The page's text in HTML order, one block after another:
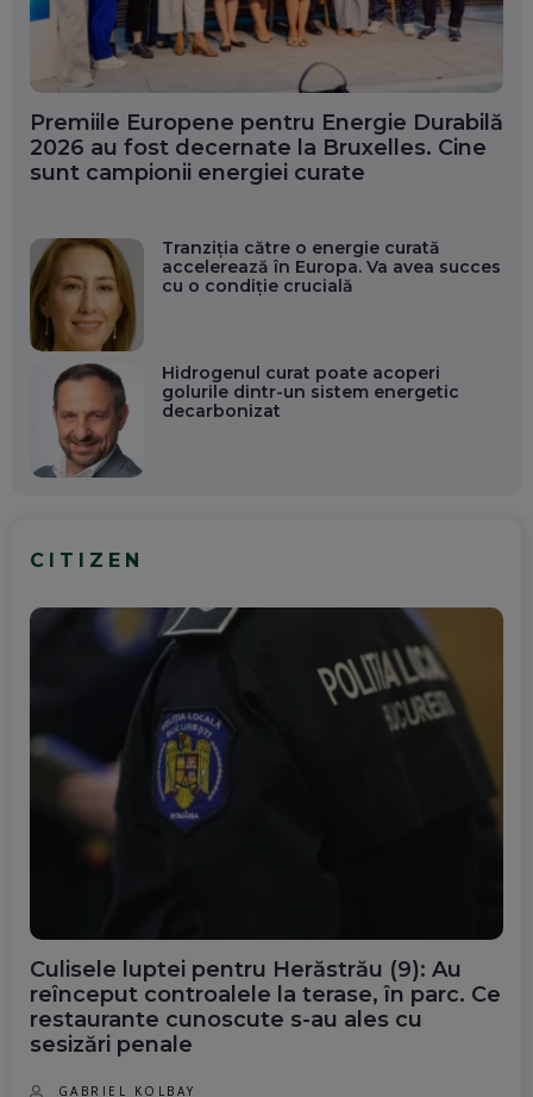
Premiile Europene pentru Energie Durabilă
2026 au fost decernate la Bruxelles. Cine
sunt campionii energiei curate
Tranziția către o energie curată
accelerează în Europa. Va avea succes
cu o condiție crucială
Hidrogenul curat poate acoperi
golurile dintr-un sistem energetic
decarbonizat
CITIZEN
Culisele luptei pentru Herăstrău (9): Au
reînceput controalele la terase, în parc. Ce
restaurante cunoscute s-au ales cu
sesizări penale
GABRIEL KOLBAY